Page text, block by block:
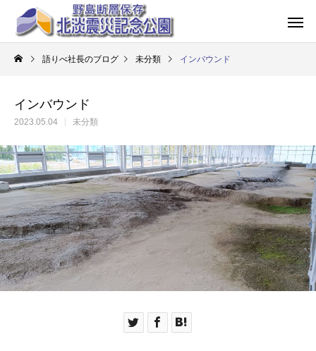
語りべ社長のブログ 未分類 インバウンド
インバウンド
2023.05.04 未分類